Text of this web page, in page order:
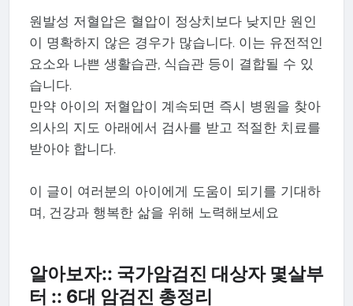
원발성 저혈압은 혈압이 정상치보다 낮지만 원인
이 명확하지 않은 경우가 많습니다. 이는 유전적인
요소와 나쁜 생활습관, 식습관 등이 결합될 수 있
습니다.
만약 아이의 저혈압이 계속되면 즉시 병원을 찾아
의사의 지도 아래에서 검사를 받고 적절한 치료를
받아야 합니다.
이 글이 여러분의 아이에게 도움이 되기를 기대하
며, 건강과 행복한 삶을 위해 노력해보세요
알아보자:: 국가암검진 대상자 몇살부
터 :: 6대 암검진 총정리